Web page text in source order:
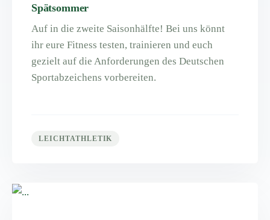
Spätsommer
Auf in die zweite Saisonhälfte! Bei uns könnt
ihr eure Fitness testen, trainieren und euch
gezielt auf die Anforderungen des Deutschen
Sportabzeichens vorbereiten.
LEICHTATHLETIK